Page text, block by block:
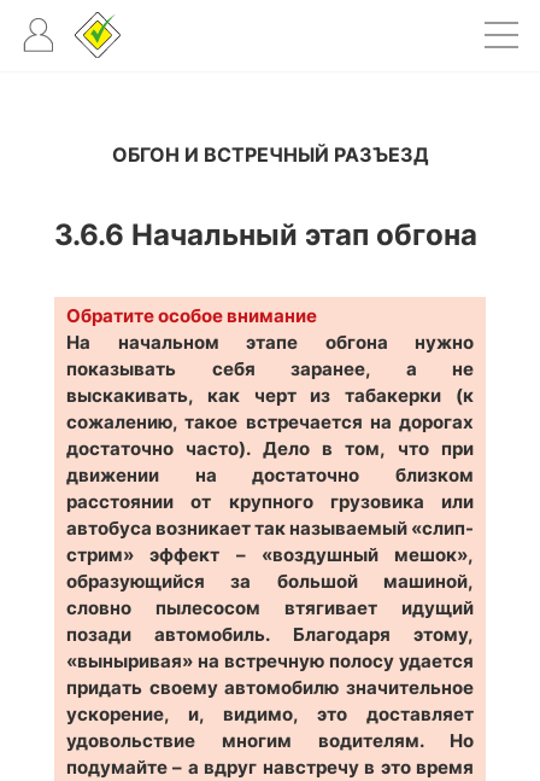
ОБГОН И ВСТРЕЧНЫЙ РАЗЪЕЗД
3.6.6 Начальный этап обгона
Обратите особое внимание
На начальном этапе обгона нужно
показывать себя заранее, а не
выскакивать, как черт из табакерки (к
сожалению, такое встречается на дорогах
достаточно часто). Дело в том, что при
движении на достаточно близком
расстоянии от крупного грузовика или
автобуса возникает так называемый «слип-
стрим» эффект – «воздушный мешок»,
образующийся за большой машиной,
словно пылесосом втягивает идущий
позади автомобиль. Благодаря этому,
«выныривая» на встречную полосу удается
придать своему автомобилю значительное
ускорение, и, видимо, это доставляет
удовольствие многим водителям. Но
подумайте – а вдруг навстречу в это время